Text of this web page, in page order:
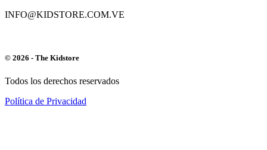
INFO@KIDSTORE.COM.VE
© 2026 - The Kidstore
Todos los derechos reservados
Política de Privacidad